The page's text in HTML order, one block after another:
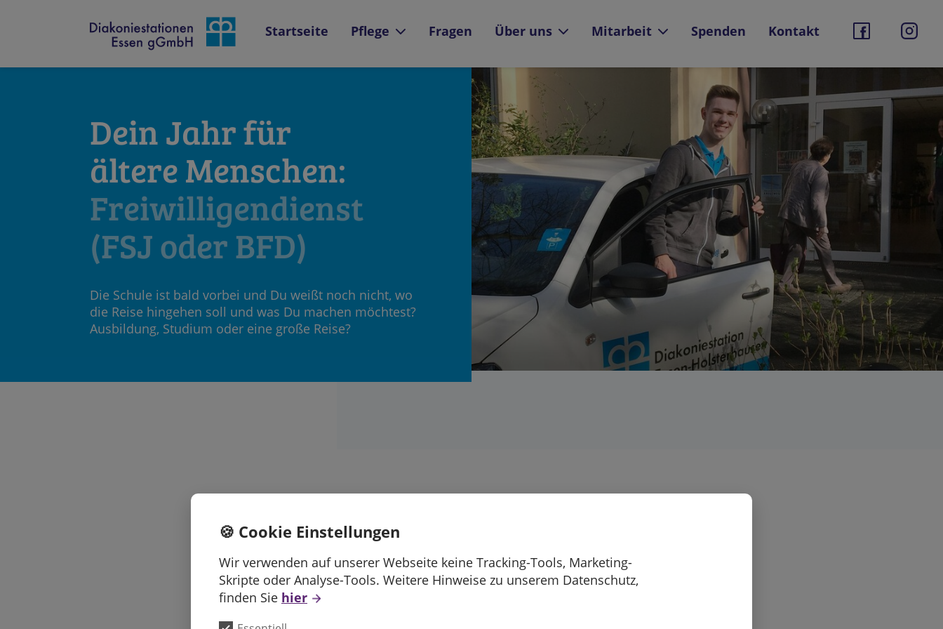
Startseite Pflege Fragen Über uns Mitarbeit Spenden Kontakt
Dein Jahr für
ältere Menschen:
Freiwilligendienst
(FSJ oder BFD)
Die Schule ist bald vorbei und Du weißt noch nicht, wo
die Reise hingehen soll und was Du machen möchtest?
Ausbildung, Studium oder eine große Reise?
nach der Schule freiwillig für
ältere Menschen einsetzt?
Nach dem Schulabschluss machen viele die Erfahrung: Ich brauche noch
🍪 Cookie Einstellungen
Wir verwenden auf unserer Webseite keine Tracking-Tools, Marketing-
Skripte oder Analyse-Tools. Weitere Hinweise zu unserem Datenschutz,
finden Sie hier